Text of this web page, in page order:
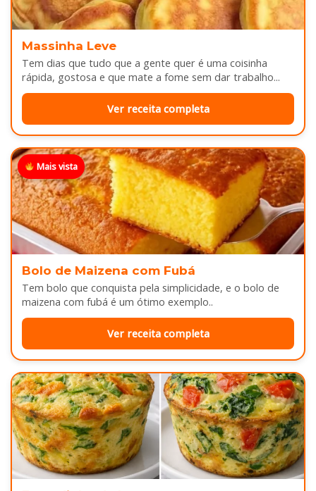
Massinha Leve
Tem dias que tudo que a gente quer é uma coisinha
rápida, gostosa e que mate a fome sem dar trabalho...
Ver receita completa
Mais vista
Bolo de Maizena com Fubá
Tem bolo que conquista pela simplicidade, e o bolo de
maizena com fubá é um ótimo exemplo..
Ver receita completa